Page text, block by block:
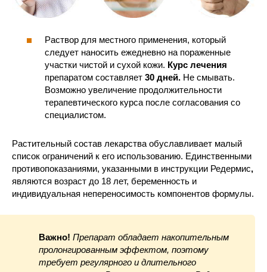
Раствор для местного применения, который
следует наносить ежедневно на пораженные
участки чистой и сухой кожи. Курс лечения
препаратом составляет 30 дней. Не смывать.
Возможно увеличение продолжительности
терапевтического курса после согласования со
специалистом.
Растительный состав лекарства обуславливает малый
список ограничений к его использованию. Единственными
противопоказаниями, указанными в инструкции Редермис,
являются возраст до 18 лет, беременность и
индивидуальная непереносимость компонентов формулы.
Важно! Препарат обладает накопительным
пролонгированным эффектом, поэтому
требует регулярного и длительного